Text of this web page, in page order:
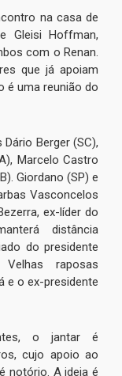
na casa de
Gleisi Hoffman,
com o Renan.
que já apoiam
é uma reunião do
Berger (SC),
Marcelo Castro
Giordano (SP) e
Vasconcelos
ex-líder do
distância
do presidente
raposas
e o ex-presidente
o jantar é
cujo apoio ao
notório. A ideia é